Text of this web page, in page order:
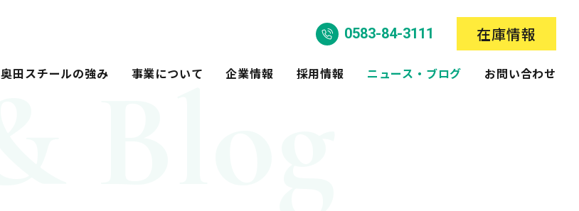
奥田スチールの強み 事業について 企業情報 採用情報 ニュース・ブログ お問い合わせ
0583-84-3111 在庫情報